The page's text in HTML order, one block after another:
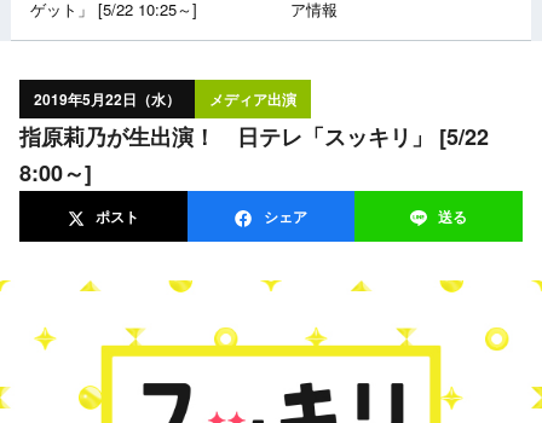
ゲット」 [5/22 10:25～]
ア情報
2019年5月22日（水） メディア出演
指原莉乃が生出演！ 日テレ「スッキリ」 [5/22
8:00～]
ポスト シェア 送る